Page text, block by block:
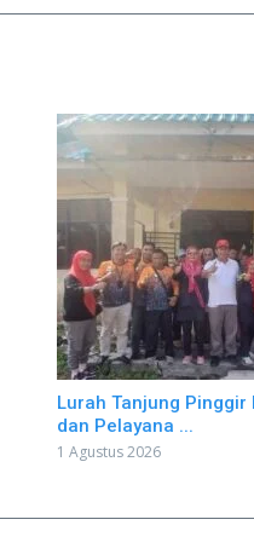
Lurah Tanjung
dan Pelayana ...
1 Agustus 2026